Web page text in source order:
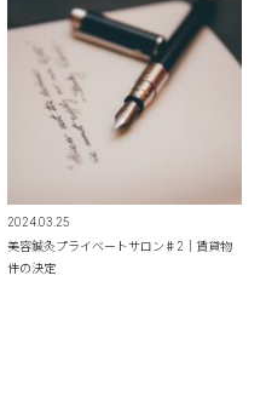
2024.03.25
美容鍼灸プライベートサロン♯2｜賃貸物
件の決定